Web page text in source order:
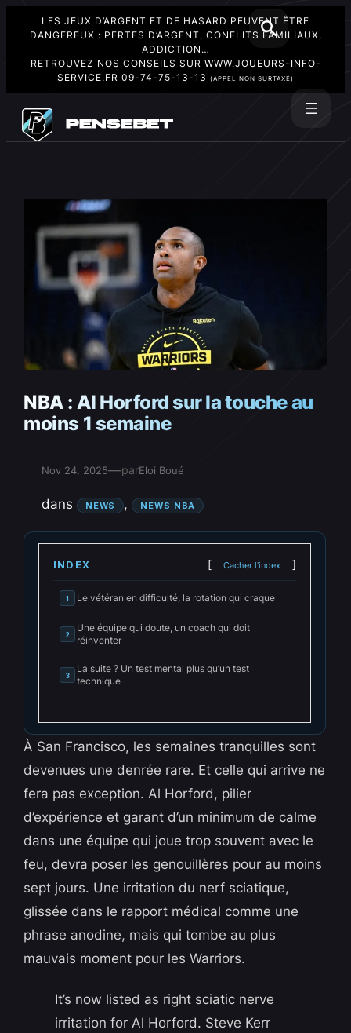
LES JEUX D’ARGENT ET DE HASARD PEUVENT ÊTRE
DANGEREUX : PERTES D’ARGENT, CONFLITS FAMILIAUX,
ADDICTION…
RETROUVEZ NOS CONSEILS SUR WWW.JOUEURS-INFO-
SERVICE.FR 09-74-75-13-13 (APPEL NON SURTAXÉ)
contenu
NBA : Al Horford sur la touche au
moins 1 semaine
Nov 24, 2025—parEloi Boué
dans NEWS , NEWS NBA
INDEX Cacher l'index
1 Le vétéran en difficulté, la rotation qui craque
2
Une équipe qui doute, un coach qui doit
réinventer
3
La suite ? Un test mental plus qu’un test
technique
À San Francisco, les semaines tranquilles sont
devenues une denrée rare. Et celle qui arrive ne
fera pas exception. Al Horford, pilier
d’expérience et garant d’un minimum de calme
dans une équipe qui joue trop souvent avec le
feu, devra poser les genouillères pour au moins
sept jours. Une irritation du nerf sciatique,
glissée dans le rapport médical comme une
phrase anodine, mais qui tombe au plus
mauvais moment pour les Warriors.
It’s now listed as right sciatic nerve
irritation for Al Horford. Steve Kerr